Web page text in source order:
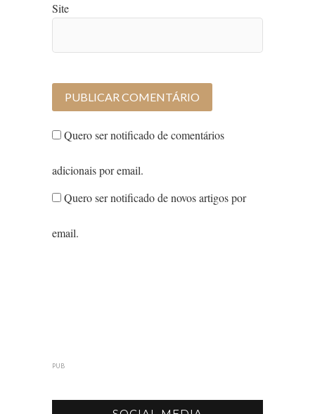
Site
Quero ser notificado de comentários
adicionais por email.
Quero ser notificado de novos artigos por
email.
PUB